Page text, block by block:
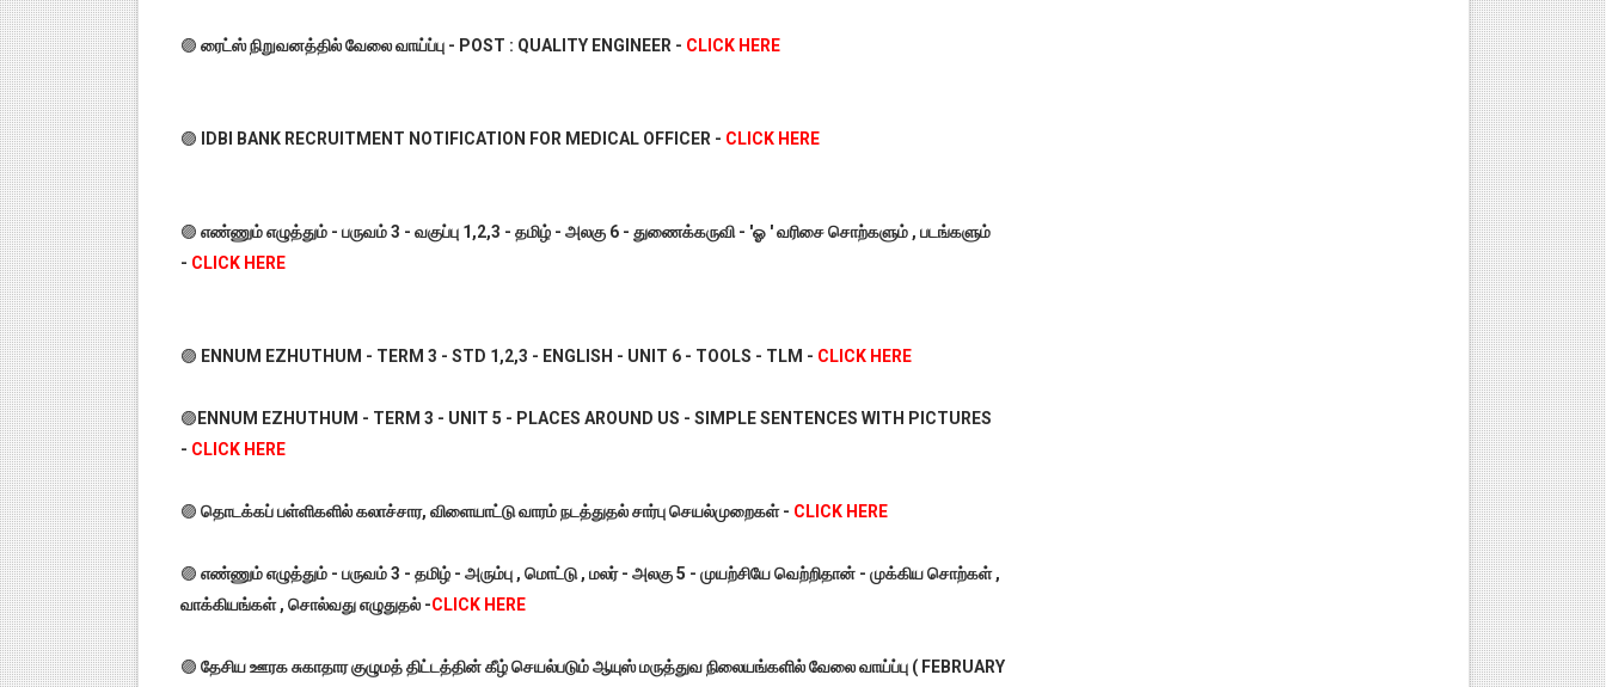
🟣 ரைட்ஸ் நிறுவனத்தில் வேலை வாய்ப்பு - POST : QUALITY ENGINEER - CLICK HERE
🟣 IDBI BANK RECRUITMENT NOTIFICATION FOR MEDICAL OFFICER - CLICK HERE
🟣 எண்ணும் எழுத்தும் - பருவம் 3 - வகுப்பு 1,2,3 - தமிழ் - அலகு 6 - துணைக்கருவி - 'ஓ ' வரிசை சொற்களும் , படங்களும்
- CLICK HERE
🟣 ENNUM EZHUTHUM - TERM 3 - STD 1,2,3 - ENGLISH - UNIT 6 - TOOLS - TLM - CLICK HERE
🟣 ENNUM EZHUTHUM - TERM 3 - UNIT 5 - PLACES AROUND US - SIMPLE SENTENCES WITH PICTURES
- CLICK HERE
🟣 தொடக்கப் பள்ளிகளில் கலாச்சார, விளையாட்டு வாரம் நடத்துதல் சார்பு செயல்முறைகள் - CLICK HERE
🟣 எண்ணும் எழுத்தும் - பருவம் 3 - தமிழ் - அரும்பு , மொட்டு , மலர் - அலகு 5 - முயற்சியே வெற்றிதான் - முக்கிய சொற்கள் ,
வாக்கியங்கள் , சொல்வது எழுதுதல் -CLICK HERE
🟣 தேசிய ஊரக சுகாதார குழுமத் திட்டத்தின் கீழ் செயல்படும் ஆயுஸ் மருத்துவ நிலையங்களில் வேலை வாய்ப்பு ( FEBRUARY